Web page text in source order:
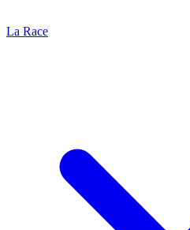
La Race